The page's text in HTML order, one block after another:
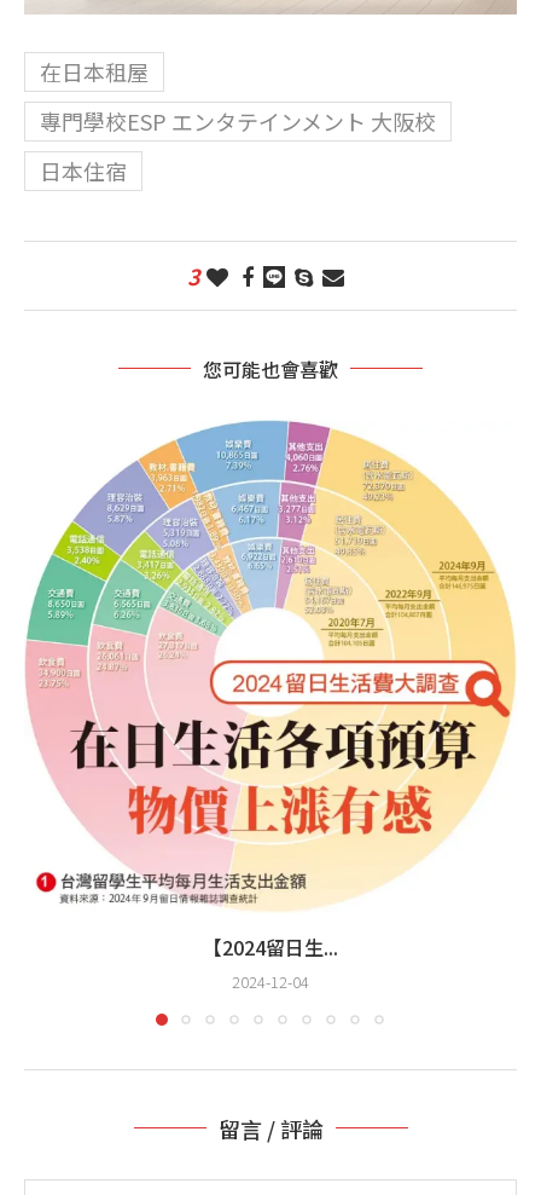
在日本租屋
專門學校ESP エンタテインメント 大阪校
日本住宿
3
您可能也會喜歡
【2024留日生...
2024-12-04
留言 / 評論